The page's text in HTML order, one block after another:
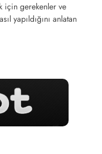
için gerekenler ve
yapıldığını anlatan